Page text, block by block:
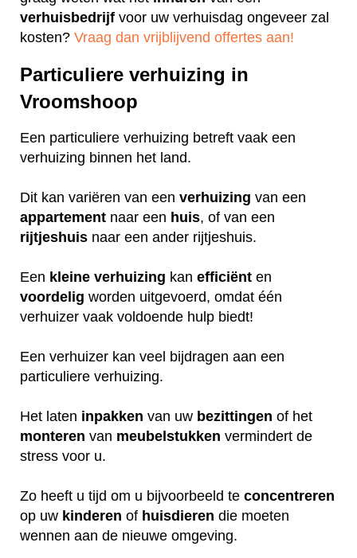
verhuisbedrijf voor uw verhuisdag ongeveer zal
kosten? Vraag dan vrijblijvend offertes aan!
Particuliere verhuizing in
Vroomshoop
Een particuliere verhuizing betreft vaak een
verhuizing binnen het land.
Dit kan variëren van een verhuizing van een
appartement naar een huis, of van een
rijtjeshuis naar een ander rijtjeshuis.
Een kleine verhuizing kan efficiënt en
voordelig worden uitgevoerd, omdat één
verhuizer vaak voldoende hulp biedt!
Een verhuizer kan veel bijdragen aan een
particuliere verhuizing.
Het laten inpakken van uw bezittingen of het
monteren van meubelstukken vermindert de
stress voor u.
Zo heeft u tijd om u bijvoorbeeld te concentreren
op uw kinderen of huisdieren die moeten
wennen aan de nieuwe omgeving.